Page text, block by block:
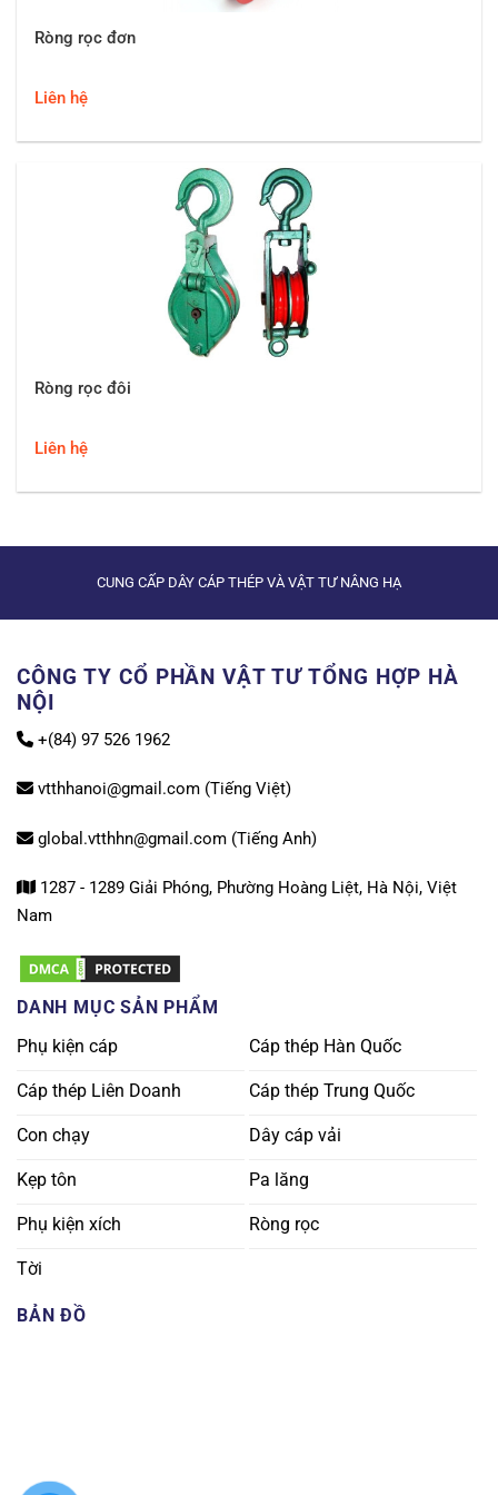
Ròng rọc đơn
Liên hệ
Ròng rọc đôi
Liên hệ
CUNG CẤP DÂY CÁP THÉP VÀ VẬT TƯ NÂNG HẠ
CÔNG TY CỔ PHẦN VẬT TƯ TỔNG HỢP HÀ
NỘI
+(84) 97 526 1962
vtthhanoi@gmail.com (Tiếng Việt)
global.vtthhn@gmail.com (Tiếng Anh)
1287 - 1289 Giải Phóng, Phường Hoàng Liệt, Hà Nội, Việt
Nam
DANH MỤC SẢN PHẨM
Phụ kiện cáp
Cáp thép Hàn Quốc
Cáp thép Liên Doanh Cáp thép Trung Quốc
Con chạy Dây cáp vải
Kẹp tôn Pa lăng
Phụ kiện xích Ròng rọc
Tời
BẢN ĐỒ